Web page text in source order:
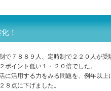
！
で７８８９人、定時制で２２０人が受
イント低い１・２０倍でした。
に活用する力をみる問題を、例年以上
８点に下げました。